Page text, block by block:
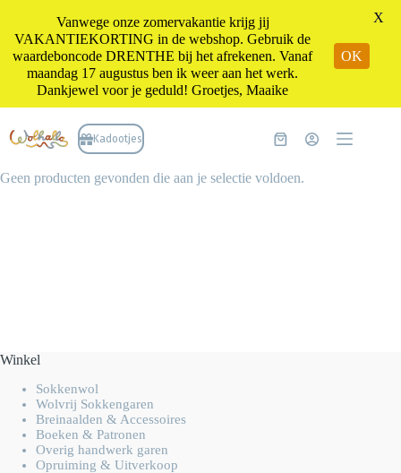
naar
de
Kadootjes Winkelwagen
Geen producten gevonden die aan je selectie voldoen.
Winkel
Sokkenwol
Wolvrij Sokkengaren
Breinaalden & Accessoires
Boeken & Patronen
Overig handwerk garen
Opruiming & Uitverkoop
Vanwege onze zomervakantie krijg jij
VAKANTIEKORTING in de webshop. Gebruik de
waardeboncode DRENTHE bij het afrekenen. Vanaf
maandag 17 augustus ben ik weer aan het werk.
Dankjewel voor je geduld! Groetjes, Maaike
OK
X